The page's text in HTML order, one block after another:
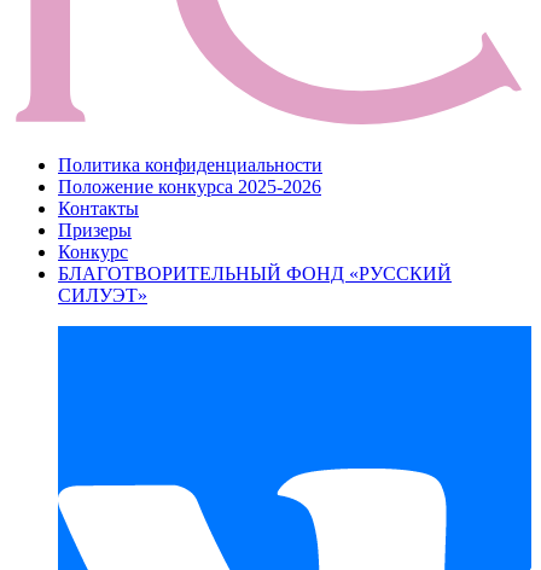
Политика конфиденциальности
Положение конкурса 2025-2026
Контакты
Призеры
Конкурс
БЛАГОТВОРИТЕЛЬНЫЙ ФОНД «РУССКИЙ
СИЛУЭТ»